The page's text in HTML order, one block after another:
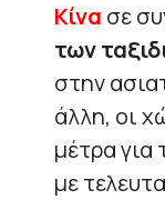
Κίνα σε
των
στην
άλλη, οι
μέτρα για
με